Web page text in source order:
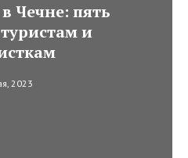
Чечне: пять
и
2023